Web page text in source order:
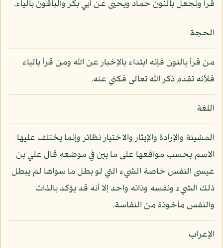
قرأ ونجعل بالنون حماد ويحيى عن أبي بكر والباقون بالياء.
الحجة
من قرأ بالنون فإنه ابتداء بالإخبار عن الله ومن قرأ بالياء
فلأنه تقدم ذكر الله تعالى فكني عنه.
اللغة
المشيئة والإرادة والإيثار والاختيار نظائر وإنما يختلف عليها
الاسم بحسب مواقعها على ما بين في موضعه قال علي بن
عيسى النفس خاصة الشيء التي لو بطل ما سواها لم يبطل
ذلك الشيء ونفسه وذاته واحد إلا أنه قد يؤكد بالذات
والنفس مأخوذة من النفاسة.
الإعراب